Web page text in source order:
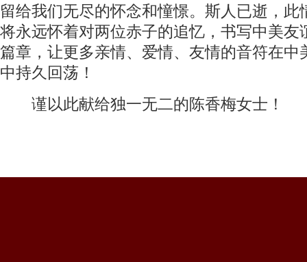
留给我们无尽的怀念和憧憬。斯人已逝，此
将永远怀着对两位赤子的追忆，书写中美友
篇章，让更多亲情、爱情、友情的音符在中
中持久回荡！
谨以此献给独一无二的陈香梅女士！